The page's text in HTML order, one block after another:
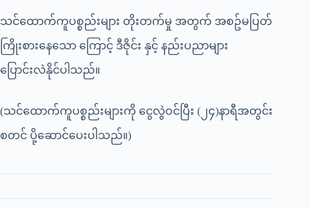
သင်ထောက်ကူပစ္စည်းများ တိုးတက်မှု အတွက် အစဥ်မပြတ်
ကြိုးစားနေသော ကြောင့် ဒီဇိုင်း နှင့် နည်းပညာများ
ပြောင်းလဲနိုင်ပါသည်။
(သင်ထောက်ကူပစ္စည်းများကို ငွေလွဲဝင်ပြီး (၂၄)နာရီအတွင်း
စတင် ပို့ဆောင်ပေးပါသည်။)